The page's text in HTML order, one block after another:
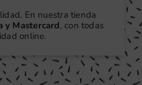
En nuestra tienda
y Mastercard, con todas
online.